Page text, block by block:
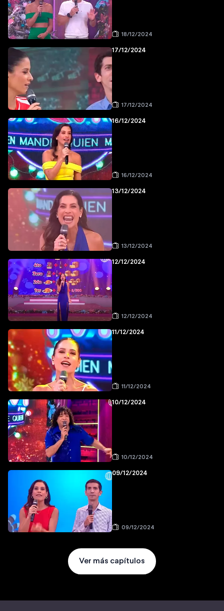
18/12/2024
17/12/2024
17/12/2024
16/12/2024
16/12/2024
13/12/2024
13/12/2024
12/12/2024
12/12/2024
11/12/2024
11/12/2024
10/12/2024
10/12/2024
09/12/2024
09/12/2024
Ver más capítulos